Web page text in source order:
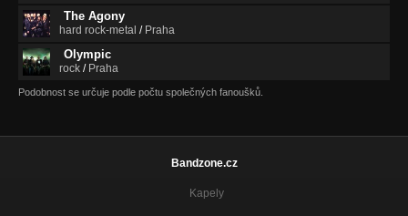
The Agony
hard rock-metal / Praha
Olympic
rock / Praha
Podobnost se určuje podle počtu společných fanoušků.
Bandzone.cz
Kapely